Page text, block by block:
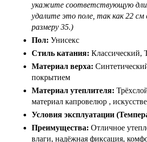
укажите соответствующую
удалите это поле, так как 22
размеру 35.)
Пол: Унисекс
Стиль катания: Классический,
Материал верха:
покрытием
Материал утеплителя:
материал капровелюр ,
Условия эксплуатации
Преимущества: Отличное
влаги, надёжная фиксация,